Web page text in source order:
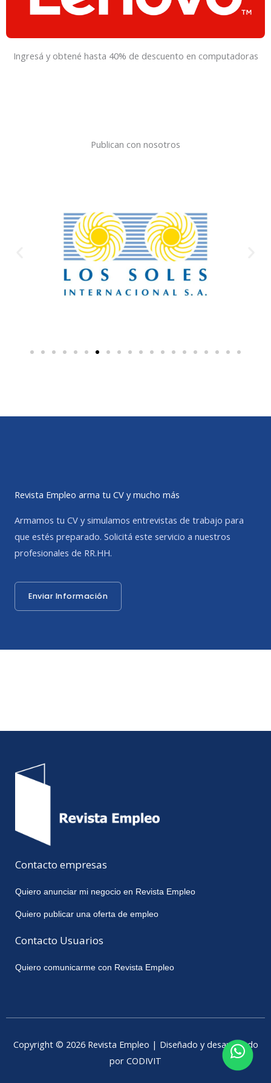
Ingresá y obtené hasta 40% de descuento en computadoras
Publican con nosotros
Revista Empleo arma tu CV y mucho más
Armamos tu CV y simulamos entrevistas de trabajo para
que estés preparado. Solicitá este servicio a nuestros
profesionales de RR.HH.
Enviar Información
Contacto empresas
Quiero anunciar mi negocio en Revista Empleo
Quiero publicar una oferta de empleo
Contacto Usuarios
Quiero comunicarme con Revista Empleo
Copyright © 2026 Revista Empleo | Diseñado y desarrollado
por CODIVIT